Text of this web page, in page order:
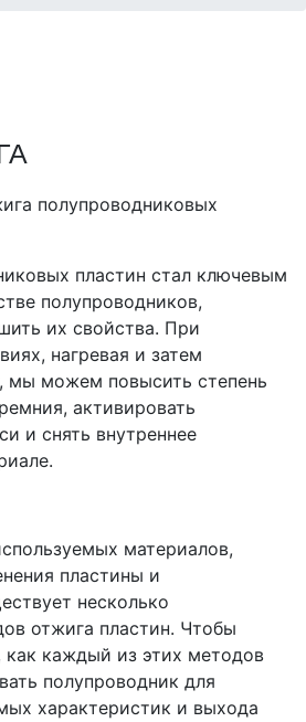
полупроводниковых
пластин стал ключевым
полупроводников,
их свойства. При
нагревая и затем
мы можем повысить степень
активировать
и снять внутреннее
материалов,
пластины и
несколько
отжига пластин. Чтобы
как каждый из этих методов
полупроводник для
характеристик и выхода